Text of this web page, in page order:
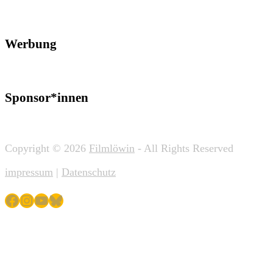
Werbung
Sponsor*innen
Copyright © 2026 Filmlöwin - All Rights Reserved
impressum | Datenschutz
Facebook
Instagram
YouTube
Bluesky